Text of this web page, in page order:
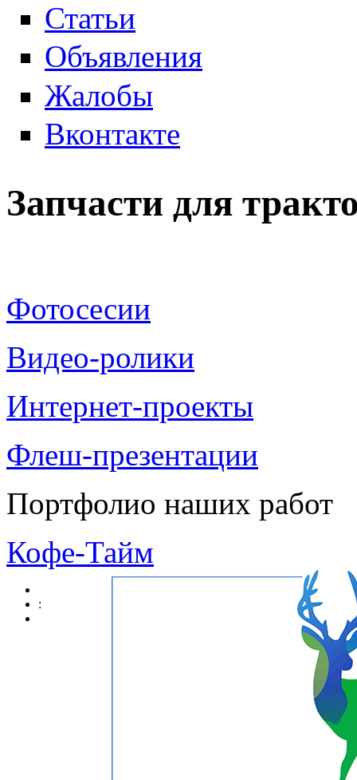
Статьи
Объявления
Жалобы
Вконтакте
Запчасти для
Фотосесии
Видео-ролики
Интернет-проекты
Флеш-презентации
Портфолио наших работ
Кофе-Тайм
: